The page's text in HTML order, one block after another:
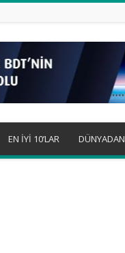
EN İYİ 10’LAR DÜNYADAN